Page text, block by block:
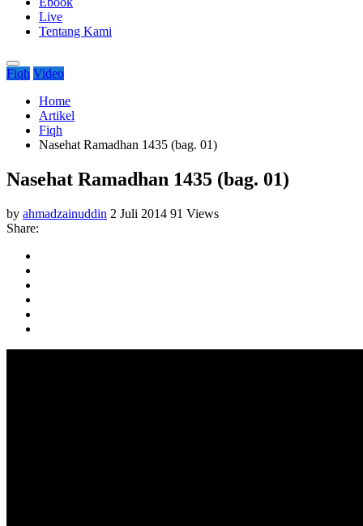
Live
Tentang Kami
Fiqh Video
Home
Artikel
Fiqh
Nasehat Ramadhan 1435 (bag. 01)
Nasehat Ramadhan 1435 (bag. 01)
by ahmadzainuddin 2 Juli 2014 91 Views
Share: